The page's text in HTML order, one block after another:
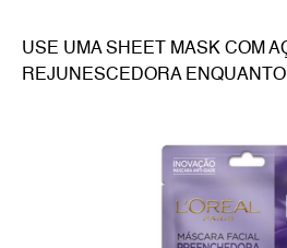
USE UMA SHEET MASK COM
REJUNESCEDORA